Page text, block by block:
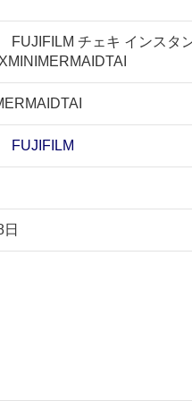
チェキ インスタ
FUJIFILM